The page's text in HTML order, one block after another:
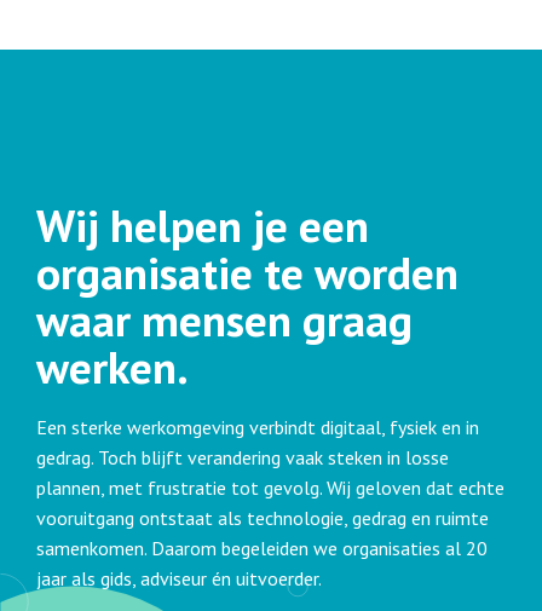
Wij helpen je een
organisatie te worden
waar mensen graag
werken.
Een sterke werkomgeving verbindt digitaal, fysiek en in
gedrag. Toch blijft verandering vaak steken in losse
plannen, met frustratie tot gevolg. Wij geloven dat echte
vooruitgang ontstaat als technologie, gedrag en ruimte
samenkomen. Daarom begeleiden we organisaties al 20
jaar als gids, adviseur én uitvoerder.